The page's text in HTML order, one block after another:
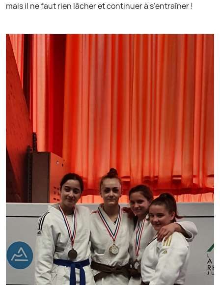
mais il ne faut rien lâcher et continuer à s’entraîner !